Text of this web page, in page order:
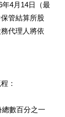
4月14日（最
管結算所股
代理人將依
：
數百分之一